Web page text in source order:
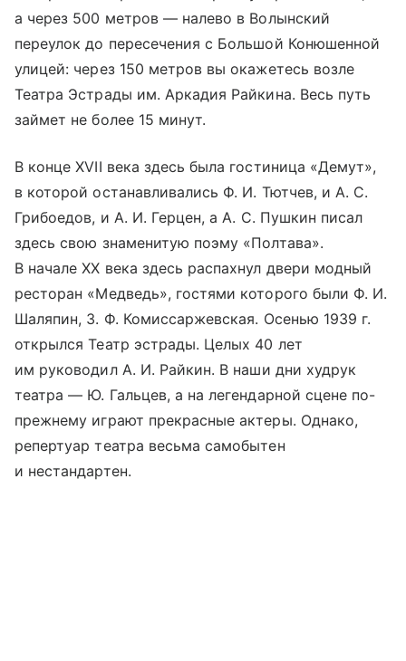
а через 500 метров — налево в Волынский
переулок до пересечения с Большой Конюшенной
улицей: через 150 метров вы окажетесь возле
Театра Эстрады им. Аркадия Райкина. Весь путь
займет не более 15 минут.
В конце XVII века здесь была гостиница «Демут»,
в которой останавливались Ф. И. Тютчев, и А. С.
Грибоедов, и А. И. Герцен, а А. С. Пушкин писал
здесь свою знаменитую поэму «Полтава».
В начале ХХ века здесь распахнул двери модный
ресторан «Медведь», гостями которого были Ф. И.
Шаляпин, З. Ф. Комиссаржевская. Осенью 1939 г.
открылся Театр эстрады. Целых 40 лет
им руководил А. И. Райкин. В наши дни худрук
театра — Ю. Гальцев, а на легендарной сцене по-
прежнему играют прекрасные актеры. Однако,
репертуар театра весьма самобытен
и нестандартен.